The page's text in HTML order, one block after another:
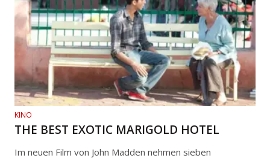
KINO
THE BEST EXOTIC MARIGOLD HOTEL
Im neuen Film von John Madden nehmen sieben